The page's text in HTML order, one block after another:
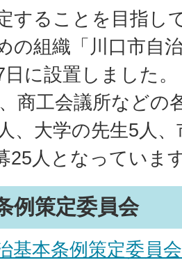
することを目指し
の組織「川口市自
に設置しました。
商工会議所などの
、大学の先生5人
25人となっていま
例策定委員会
基本条例策定委員会